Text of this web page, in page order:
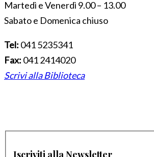
Martedì e Venerdì 9.00 – 13.00
Sabato e Domenica chiuso
Tel: 041 5235341
Fax: 041 2414020
Scrivi alla Biblioteca
Iscriviti alla Newsletter